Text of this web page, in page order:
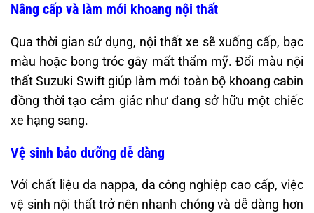
Nâng cấp và làm mới khoang nội thất
Qua thời gian sử dụng, nội thất xe sẽ xuống cấp, bạc
màu hoặc bong tróc gây mất thẩm mỹ. Đổi màu nội
thất Suzuki Swift giúp làm mới toàn bộ khoang cabin
đồng thời tạo cảm giác như đang sở hữu một chiếc
xe hạng sang.
Vệ sinh bảo dưỡng dễ dàng
Với chất liệu da nappa, da công nghiệp cao cấp, việc
vệ sinh nội thất trở nên nhanh chóng và dễ dàng hơn